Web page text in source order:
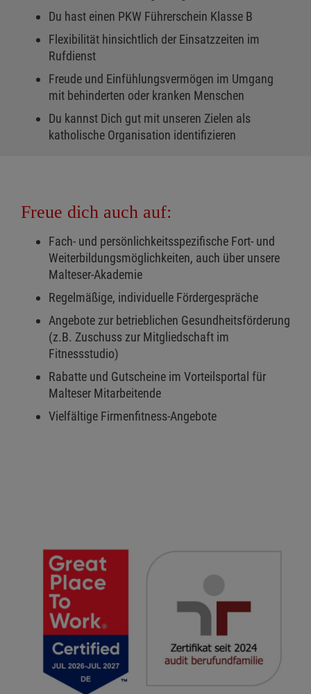
Du hast einen PKW Führerschein Klasse B
Flexibilität hinsichtlich der Einsatzzeiten im
Rufdienst
Freude und Einfühlungsvermögen im Umgang
mit behinderten oder kranken Menschen
Du kannst Dich gut mit unseren Zielen als
katholische Organisation identifizieren
Freue dich auch auf:
Fach- und persönlichkeitsspezifische Fort- und
Weiterbildungsmöglichkeiten, auch über unsere
Malteser-Akademie
Regelmäßige, individuelle Fördergespräche
Angebote zur betrieblichen Gesundheitsförderung
(z.B. Zuschuss zur Mitgliedschaft im
Fitnessstudio)
Rabatte und Gutscheine im Vorteilsportal für
Malteser Mitarbeitende
Vielfältige Firmenfitness-Angebote